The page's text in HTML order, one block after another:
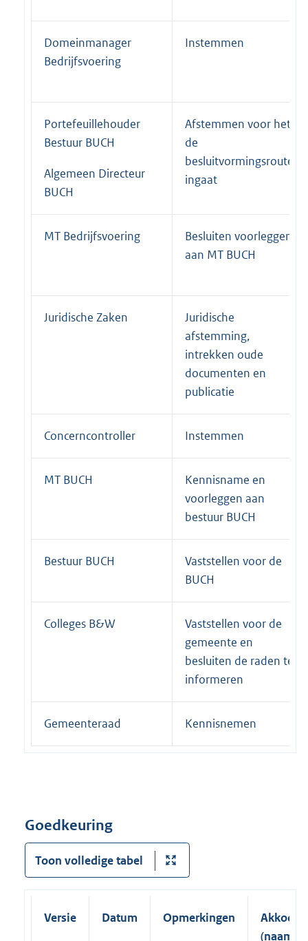
Domeinmanager
Bedrijfsvoering
Instemmen
Portefeuillehouder
Bestuur BUCH
Algemeen Directeur
BUCH
Afstemmen voor het
de
besluitvormingsroute
ingaat
MT Bedrijfsvoering
Besluiten voorleggen
aan MT BUCH
Juridische Zaken
Juridische
afstemming,
intrekken oude
documenten en
publicatie
Concerncontroller Instemmen
MT BUCH
Kennisname en
voorleggen aan
bestuur BUCH
Bestuur BUCH
Vaststellen voor de
BUCH
Colleges B&W
Vaststellen voor de
gemeente en
besluiten de raden te
informeren
Gemeenteraad Kennisnemen
Goedkeuring
Toon volledige tabel
Versie Datum Opmerkingen
Akkoord
(naam,